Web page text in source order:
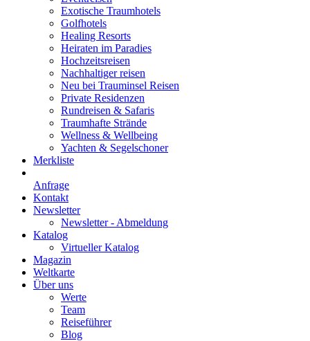
Exotische Traumhotels
Golfhotels
Healing Resorts
Heiraten im Paradies
Hochzeitsreisen
Nachhaltiger reisen
Neu bei Trauminsel Reisen
Private Residenzen
Rundreisen & Safaris
Traumhafte Strände
Wellness & Wellbeing
Yachten & Segelschoner
Merkliste
Anfrage
Kontakt
Newsletter
Newsletter - Abmeldung
Katalog
Virtueller Katalog
Magazin
Weltkarte
Über uns
Werte
Team
Reiseführer
Blog